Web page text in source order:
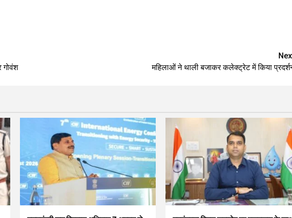
गोवंश
महिलाओं ने थाली बजाकर कलेक्ट्रेट में किया